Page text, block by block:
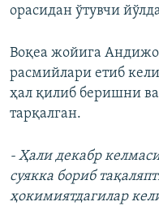
орасидан ўтувчи
Воқеа жойига
расмийлари етиб
ҳал қилиб беришни
тарқалган.
- Ҳали декабр
суякка бориб
ҳокимиятдагилар